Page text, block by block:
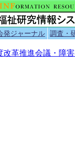
発ジャーナル 調査・
改革推進会議・障